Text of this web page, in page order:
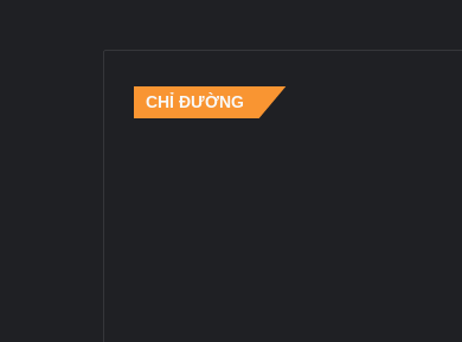
CHỈ ĐƯỜNG